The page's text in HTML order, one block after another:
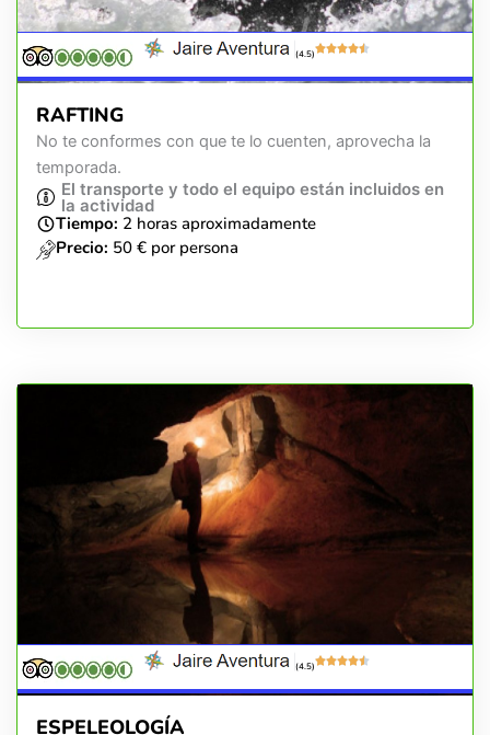
(4.5)
RAFTING
No te conformes con que te lo cuenten, aprovecha la
temporada.
El transporte y todo el equipo están incluidos en
la actividad
Tiempo: 2 horas aproximadamente
Precio: 50 € por persona
(4.5)
ESPELEOLOGÍA